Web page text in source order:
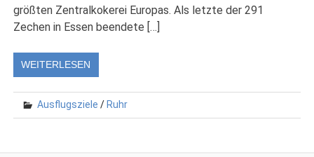
größten Zentralkokerei Europas. Als letzte der 291
Zechen in Essen beendete […]
WEITERLESEN
Ausflugsziele / Ruhr